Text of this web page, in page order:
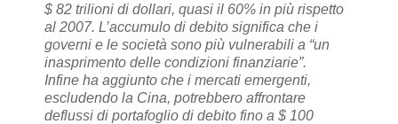
$ 82 trilioni di dollari, quasi il 60% in più rispetto
al 2007. L’accumulo di debito significa che i
governi e le società sono più vulnerabili a “un
inasprimento delle condizioni finanziarie”.
Infine ha aggiunto che i mercati emergenti,
escludendo la Cina, potrebbero affrontare
deflussi di portafoglio di debito fino a $ 100